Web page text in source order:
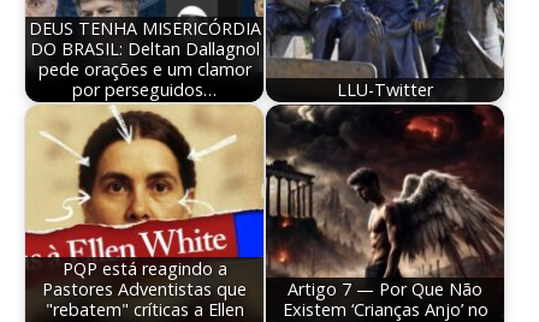
DEUS TENHA MISERICÓRDIA
DO BRASIL: Deltan Dallagnol
pede orações e um clamor
por perseguidos…
LLU-Twitter
PQP está reagindo a
Pastores Adventistas que
"rebatem" críticas a Ellen
Artigo 7 — Por Que Não
Existem ‘Crianças Anjo’ no